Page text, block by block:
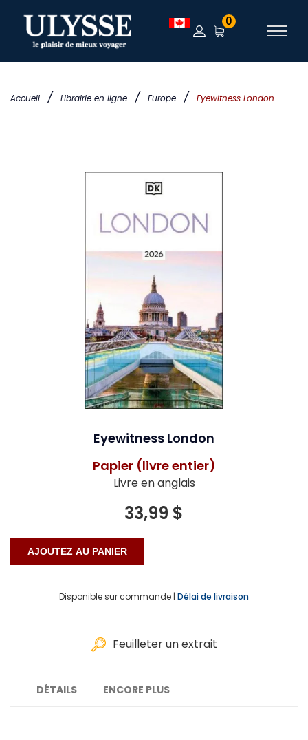
Accueil / Librairie en ligne / Europe / Eyewitness London
0
Eyewitness London
Papier (livre entier)
Livre en anglais
33,99 $
Disponible sur commande | Délai de livraison
Feuilleter un extrait
DÉTAILS ENCORE PLUS